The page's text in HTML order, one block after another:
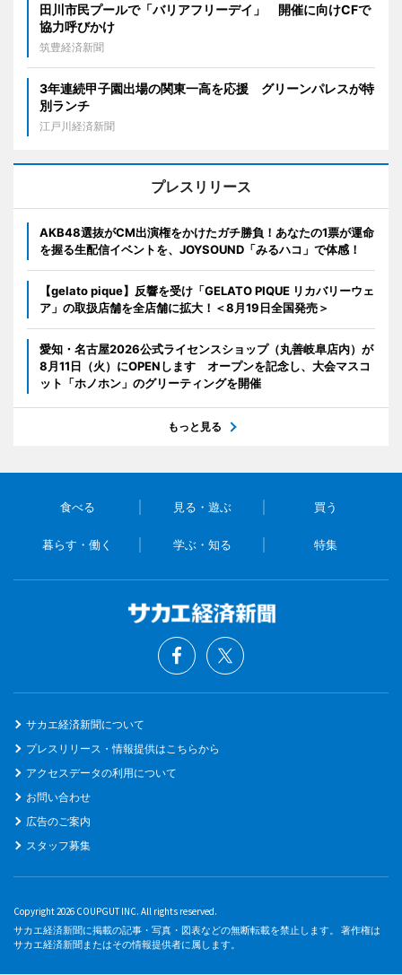
田川市民プールで「バリアフリーデイ」 開催に向けCFで
協力呼びかけ
筑豊経済新聞
3年連続甲子園出場の関東一高を応援 グリーンパレスが特
別ランチ
江戸川経済新聞
プレスリリース
AKB48選抜がCM出演権をかけたガチ勝負！あなたの1票が運命
を握る生配信イベントを、JOYSOUND「みるハコ」で体感！
【gelato pique】反響を受け「GELATO PIQUE リカバリーウェ
ア」の取扱店舗を全店舗に拡大！＜8月19日全国発売＞
愛知・名古屋2026公式ライセンスショップ（丸善岐阜店内）が
8月11日（火）にOPENします オープンを記念し、大会マスコ
ット「ホノホン」のグリーティングを開催
もっと見る
食べる 見る・遊ぶ 買う
暮らす・働く 学ぶ・知る 特集
サカエ経済新聞について
プレスリリース・情報提供はこちらから
アクセスデータの利用について
お問い合わせ
広告のご案内
スタッフ募集
Copyright 2026 COUPGUT INC. All rights reserved.
サカエ経済新聞に掲載の記事・写真・図表などの無断転載を禁止します。 著作権は
サカエ経済新聞またはその情報提供者に属します。